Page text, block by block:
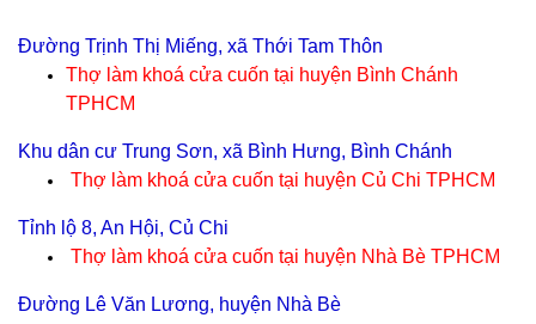
Đường Trịnh Thị Miếng, xã Thới Tam Thôn
Thợ làm khoá cửa cuốn tại huyện Bình Chánh
TPHCM
Khu dân cư Trung Sơn, xã Bình Hưng, Bình Chánh
Thợ làm khoá cửa cuốn tại huyện Củ Chi TPHCM
Tỉnh lộ 8, An Hội, Củ Chi
Thợ làm khoá cửa cuốn tại huyện Nhà Bè TPHCM
Đường Lê Văn Lương, huyện Nhà Bè